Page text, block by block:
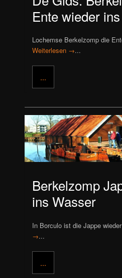
Ente wieder
Lochemse Berkelzomp die
Weiterlesen →...
...
Berkelzomp
ins Wasser
In Borculo ist die Jappe
→...
...